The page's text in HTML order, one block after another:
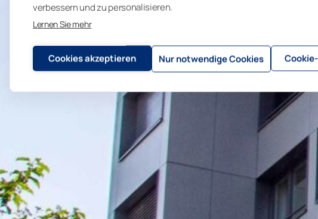
verbessern und zu personalisieren.
Lernen Sie mehr
Cookies akzeptieren Nur notwendige Cookies